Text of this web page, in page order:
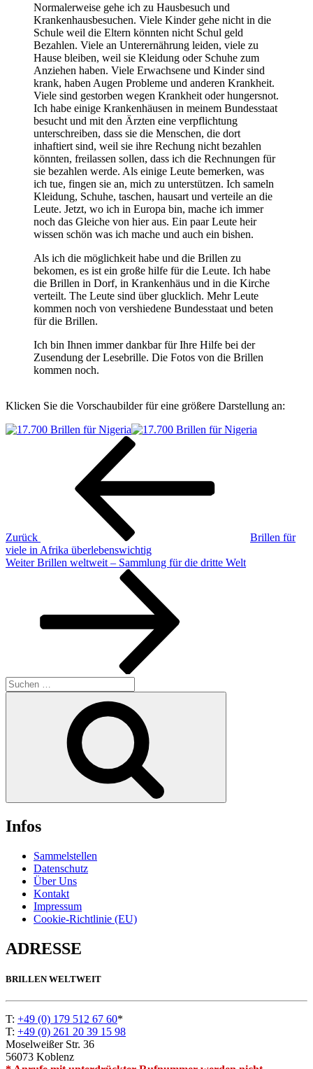
Normalerweise gehe ich zu Hausbesuch und
Krankenhausbesuchen. Viele Kinder gehe nicht in die
Schule weil die Eltern könnten nicht Schul geld
Bezahlen. Viele an Unterernährung leiden, viele zu
Hause bleiben, weil sie Kleidung oder Schuhe zum
Anziehen haben. Viele Erwachsene und Kinder sind
krank, haben Augen Probleme und anderen Krankheit.
Viele sind gestorben wegen Krankheit oder hungersnot.
Ich habe einige Krankenhäusen in meinem Bundesstaat
besucht und mit den Ärzten eine verpflichtung
unterschreiben, dass sie die Menschen, die dort
inhaftiert sind, weil sie ihre Rechung nicht bezahlen
könnten, freilassen sollen, dass ich die Rechnungen für
sie bezahlen werde. Als einige Leute bemerken, was
ich tue, fingen sie an, mich zu unterstützen. Ich sameln
Kleidung, Schuhe, taschen, hausart und verteile an die
Leute. Jetzt, wo ich in Europa bin, mache ich immer
noch das Gleiche von hier aus. Ein paar Leute heir
wissen schön was ich mache und auch ein bishen.
Als ich die möglichkeit habe und die Brillen zu
bekomen, es ist ein große hilfe für die Leute. Ich habe
die Brillen in Dorf, in Krankenhäus und in die Kirche
verteilt. The Leute sind über glucklich. Mehr Leute
kommen noch von vershiedene Bundesstaat und beten
für die Brillen.
Ich bin Ihnen immer dankbar für Ihre Hilfe bei der
Zusendung der Lesebrille. Die Fotos von die Brillen
kommen noch.
Klicken Sie die Vorschaubilder für eine größere Darstellung an:
Beitragsnavigation
Zurück
Brillen für
viele in Afrika überlebenswichtig
Nächster
Weiter Brillen weltweit – Sammlung für die dritte Welt
Suchen
nach:
Infos
Sammelstellen
Datenschutz
Über Uns
Kontakt
Impressum
Cookie-Richtlinie (EU)
ADRESSE
BRILLEN WELTWEIT
T: +49 (0) 179 512 67 60*
T: +49 (0) 261 20 39 15 98
Moselweißer Str. 36
56073 Koblenz